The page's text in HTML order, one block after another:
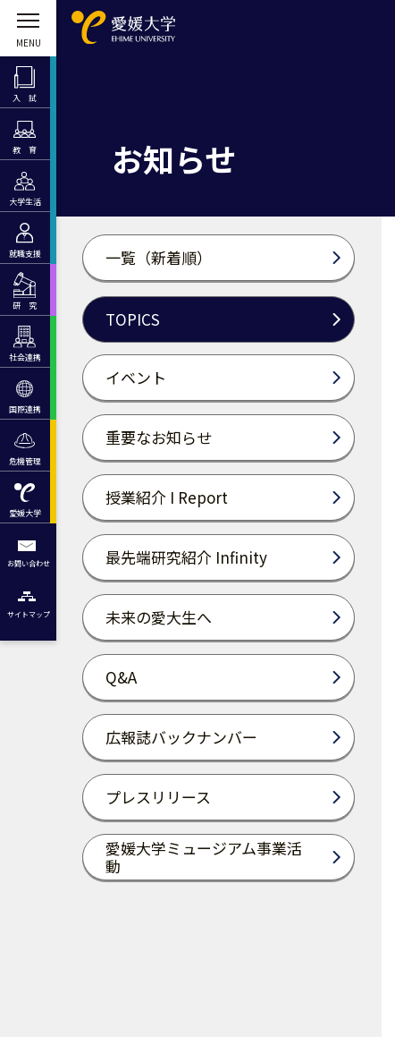
入 試
教 育
大学生活
就職支援
研 究
社会連携
国際連携
危機管理
愛媛大学
お問い合わせ
サイトマップ
お知らせ
一覧（新着順）
TOPICS
イベント
重要なお知らせ
授業紹介 I Report
最先端研究紹介 Infinity
未来の愛大生へ
Q&A
広報誌バックナンバー
プレスリリース
愛媛大学ミュージアム事業活
動